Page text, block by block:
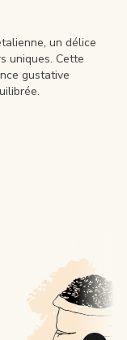
un délice
uniques. Cette
gustative